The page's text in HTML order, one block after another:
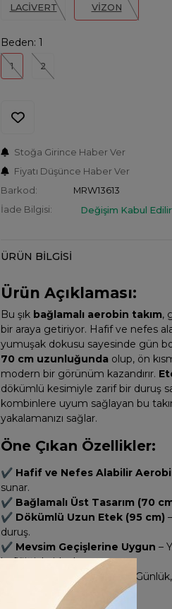
LACİVERT VİZON
Beden: 1
1 2
Stoğa Girince Haber Ver
Fiyatı Düşünce Haber Ver
Barkod:
MRW13613
İade Bilgisi:
Değişim Kabul Edilir
ÜRÜN BILGISI
Ürün Açıklaması:
Bu şık bağlamalı aerobin takım,
bir araya getiriyor. Hafif ve nefes
yumuşak dokusu sayesinde gün
70 cm uzunluğunda olup, ön
modern bir görünüm kazandırır.
dökümlü kesimiyle zarif bir duruş
kombinlere uyum sağlayan bu
yakalamanızı sağlar.
Öne Çıkan Özellikler:
✔ Hafif ve Nefes Alabilir
sunar.
✔ Bağlamalı Üst Tasarım (70
✔ Dökümlü Uzun Etek (95 cm)
duruş.
✔ Mevsim Geçişlerine Uygun –
hafifliğiyle ideal.
Şık ve Rahat Kombin
–